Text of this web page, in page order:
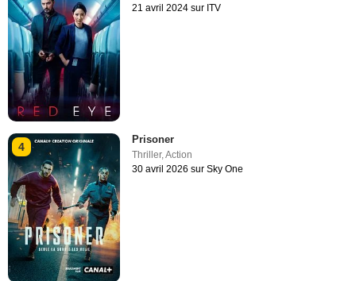
21 avril 2024 sur ITV
4
Prisoner
Thriller,Action
30 avril 2026 sur Sky One